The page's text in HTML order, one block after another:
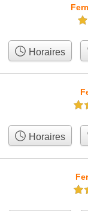
Horaires
4,0
Horaires
4,5